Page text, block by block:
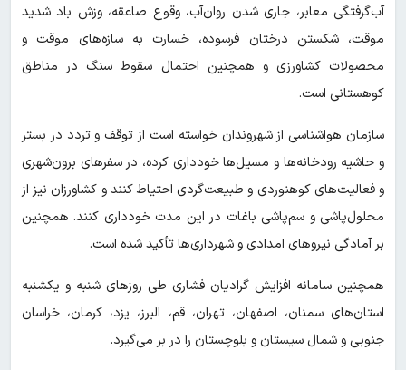
آب‌گرفتگی معابر، جاری شدن روان‌آب، وقوع صاعقه، وزش باد شدید
موقت، شکستن درختان فرسوده، خسارت به سازه‌های موقت و
محصولات کشاورزی و همچنین احتمال سقوط سنگ در مناطق
کوهستانی است.
سازمان هواشناسی از شهروندان خواسته است از توقف و تردد در بستر
و حاشیه رودخانه‌ها و مسیل‌ها خودداری کرده، در سفرهای برون‌شهری
و فعالیت‌های کوهنوردی و طبیعت‌گردی احتیاط کنند و کشاورزان نیز از
محلول‌پاشی و سم‌پاشی باغات در این مدت خودداری کنند. همچنین
بر آمادگی نیروهای امدادی و شهرداری‌ها تأکید شده است.
همچنین سامانه افزایش گرادیان فشاری طی روزهای شنبه و یکشنبه
استان‌های سمنان، اصفهان، تهران، قم، البرز، یزد، کرمان، خراسان
جنوبی و شمال سیستان و بلوچستان را در بر می‌گیرد.